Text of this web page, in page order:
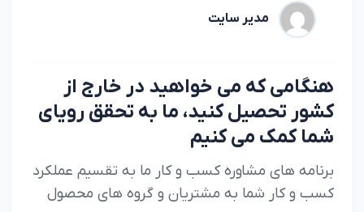
مدیر سایت
هنگامی که می خواهید در خارج از
کشور تحصیل کنید، ما به تحقق رویای
شما کمک می کنیم
برنامه های مشاوره کسب و کار ما به تقسیم عملکرد
کسب و کار شما به مشتریان و گروه های محصول